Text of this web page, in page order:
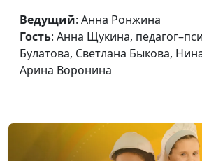
психолог,
Костерина,
Сергеева,
Подростковые
бунты: как
Гончар,
психолог,
Ведущий: Анна Ронжина
Гость: Анна Щукина,
Булатова, Светлана Быкова,
Арина Воронина